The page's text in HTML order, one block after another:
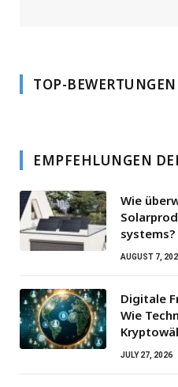
TOP-BEWERTUNGEN
EMPFEHLUNGEN
Wie
systems?
AUGUST 7,
Digitale
Wie
JULY 27, 2026